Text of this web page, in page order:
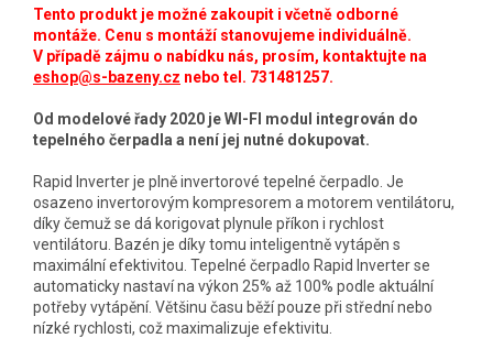
Tento produkt je možné zakoupit i včetně odborné
montáže. Cenu s montáží stanovujeme individuálně.
V případě zájmu o nabídku nás, prosím, kontaktujte na
eshop@s-bazeny.cz nebo tel. 731481257.
Od modelové řady 2020 je WI-FI modul integrován do
tepelného čerpadla a není jej nutné dokupovat.
Rapid Inverter je plně invertorové tepelné čerpadlo. Je
osazeno invertorovým kompresorem a motorem ventilátoru,
díky čemuž se dá korigovat plynule příkon i rychlost
ventilátoru. Bazén je díky tomu inteligentně vytápěn s
maximální efektivitou. Tepelné čerpadlo Rapid Inverter se
automaticky nastaví na výkon 25% až 100% podle aktuální
potřeby vytápění. Většinu času běží pouze při střední nebo
nízké rychlosti, což maximalizuje efektivitu.